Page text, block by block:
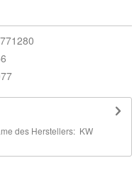
des Herstellers: KW